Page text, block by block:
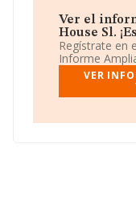
La plantilla ha
existentes en la
de empleados ha
sector.
La sociedadAbout
encuentra en
Ver el
House Sl.
Regístrate en
Informe
VER